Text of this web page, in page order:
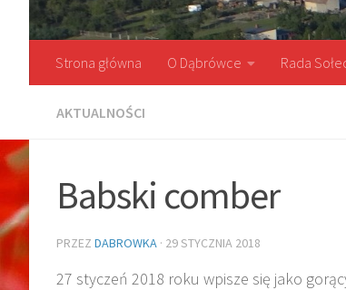
Strona główna O Dąbrówce Rada
AKTUALNOŚCI
Babski comber
PRZEZ DABROWKA · 29 STYCZNIA 2018
27 styczeń 2018 roku wpisze się jako